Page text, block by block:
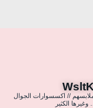
// اكسسوارات الجوال
الكثير